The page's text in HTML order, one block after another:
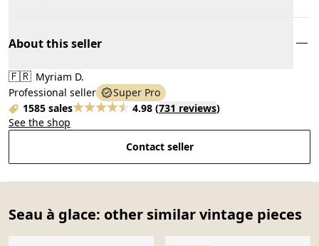
About this seller
🇫🇷 Myriam D.
Professional seller
Super Pro
1585 sales
4.98 (731 reviews)
See the shop
Contact seller
Seau à glace: other similar vintage pieces